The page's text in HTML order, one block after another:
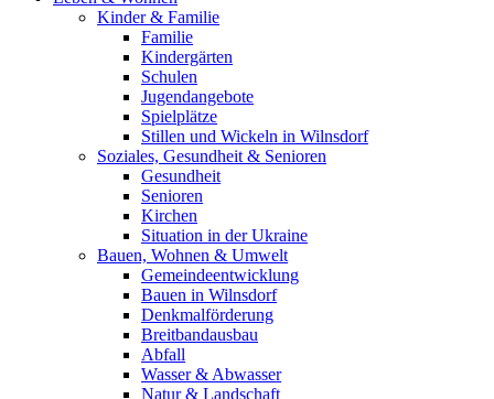
Kinder & Familie
Familie
Kindergärten
Schulen
Jugendangebote
Spielplätze
Stillen und Wickeln in Wilnsdorf
Soziales, Gesundheit & Senioren
Gesundheit
Senioren
Kirchen
Situation in der Ukraine
Bauen, Wohnen & Umwelt
Gemeindeentwicklung
Bauen in Wilnsdorf
Denkmalförderung
Breitbandausbau
Abfall
Wasser & Abwasser
Natur & Landschaft